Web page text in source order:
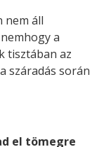
nem áll
a
tisztában az
száradás során
el tömegre